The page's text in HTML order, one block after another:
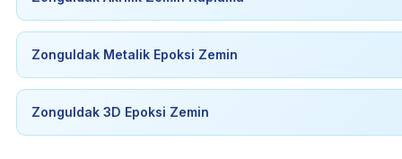
Zonguldak Metalik Epoksi Zemin
Zonguldak 3D Epoksi Zemin